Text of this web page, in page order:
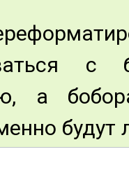
с
а
будут